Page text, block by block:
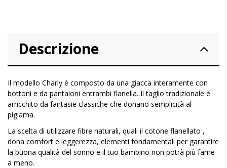
Descrizione
Il modello Charly è composto da una giacca interamente con
bottoni e da pantaloni entrambi flanella. Il taglio tradizionale è
arricchito da fantasie classiche che donano semplicità al
pigiama.
La scelta di utilizzare fibre naturali, quali il cotone flanellato ,
dona comfort e leggerezza, elementi fondamentali per garantire
la buona qualità del sonno e il tuo bambino non potrà più farne
a meno.